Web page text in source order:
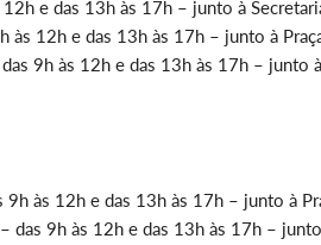
12h e das 13h às 17h – junto à
às 12h e das 13h às 17h – junto à
9h às 12h e das 13h às 17h – junto
9h às 12h e das 13h às 17h – junto à
– das 9h às 12h e das 13h às 17h –